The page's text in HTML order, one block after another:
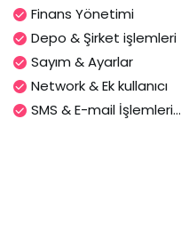
Finans Yönetimi
Depo & Şirket işlemleri
Sayım & Ayarlar
Network & Ek kullanıcı
SMS & E-mail İşlemleri...